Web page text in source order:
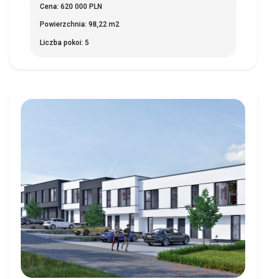
Cena: 620 000 PLN
Powierzchnia: 98,22 m2
Liczba pokoi: 5